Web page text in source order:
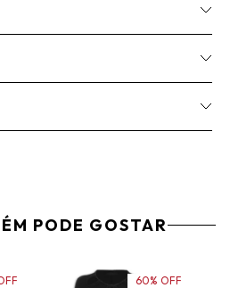
PODE GOSTAR
60% OFF